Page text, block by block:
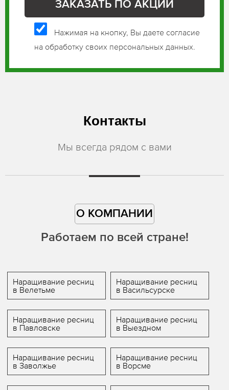
Нажимая на кнопку, Вы даете согласие
на обработку своих персональных данных.
Контакты
Мы всегда рядом с вами
О КОМПАНИИ
Работаем по всей стране!
Наращивание ресниц
в Велетьме
Наращивание ресниц
в Васильсурске
Наращивание ресниц
в Павловске
Наращивание ресниц
в Выездном
Наращивание ресниц
в Заволжье
Наращивание ресниц
в Ворсме